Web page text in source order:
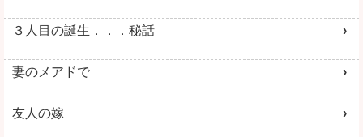
３人目の誕生．．．秘話
妻のメアドで
友人の嫁